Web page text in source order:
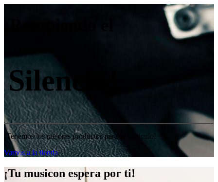
Silencio!
¡Tenemos los mejores productos para tu vehiculo!
Vamos a la tienda
¡Tu musicon espera por ti!